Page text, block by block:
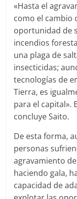
«Hasta el
como el cambio
oportunidad de
incendios
una plaga de
insecticidas;
tecnologías de
Tierra, es
para el capital».
concluye Saito.
De esta forma,
personas
agravamiento
haciendo gala,
capacidad de